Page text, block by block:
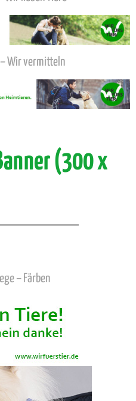
Wir vermitteln
(300 x
– Färben